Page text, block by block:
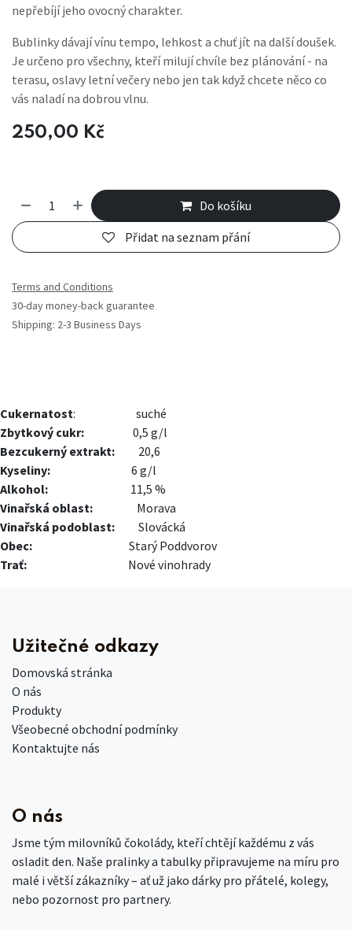
nepřebíjí jeho ovocný charakter.
Bublinky dávají vínu tempo, lehkost a chuť jít na další doušek.
Je určeno pro všechny, kteří milují chvíle bez plánování - na
terasu, oslavy letní večery nebo jen tak když chcete něco co
vás naladí na dobrou vlnu.
250,00 Kč
Do košíku
Přidat na seznam přání
Terms and Conditions
30-day money-back guarantee
Shipping: 2-3 Business Days
Cukernatost:
suché
Zbytkový cukr:
​0,5 g/l
Bezcukerný extrakt:
​20,6
Kyseliny:
​6 g/l
Alkohol:
​​11,5 %
Vinařská oblast:
​Morava
Vinařská podoblast:
​​Slovácká
Obec:
​Starý Poddvorov
Trať:
Nové vinohrady
Užitečné odkazy
Domovská stránka
O nás
Produkty
Všeobecné obchodní podmínky
Kontaktujte nás
O nás
Jsme tým milovníků čokolády, kteří chtějí každému z vás
osladit den. Naše pralinky a tabulky připravujeme na míru pro
malé i větší zákazníky – ať už jako dárky pro přátelé, kolegy,
nebo pozornost pro partnery.